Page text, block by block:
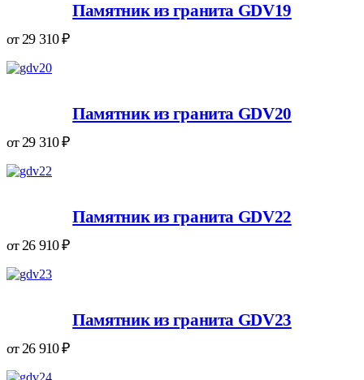
Памятник из гранита GDV19
от29 310₽
Памятник из гранита GDV20
от29 310₽
Памятник из гранита GDV22
от26 910₽
Памятник из гранита GDV23
от26 910₽